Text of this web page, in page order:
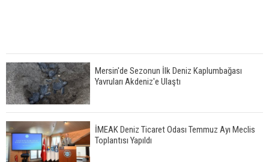
Mersin'de Sezonun İlk Deniz Kaplumbağası
Yavruları Akdeniz'e Ulaştı
İMEAK Deniz Ticaret Odası Temmuz Ayı Meclis
Toplantısı Yapıldı